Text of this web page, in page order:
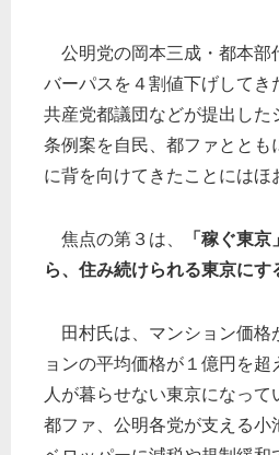
公明党の岡本三成・都本部
バーパスを４割値下げしてき
共産党都議団などが提出した
条例案を自民、都ファととも
に背を向けてきたことにはほ
焦点の第３は、
「稼ぐ東
ら、住み続けられる東京にす
田村氏は、マンション価格
ョンの平均価格が１億円を超
人が暮らせない東京になって
都ファ、公明各党が支える小